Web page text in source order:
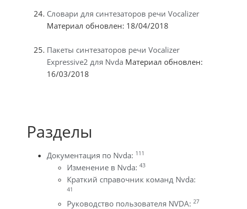
Словари для синтезаторов речи Vocalizer
Материал обновлен: 18/04/2018
Пакеты синтезаторов речи Vocalizer
Expressive2 для Nvda Материал обновлен:
16/03/2018
Разделы
Документация по Nvda: 111
Изменение в Nvda: 43
Краткий справочник команд Nvda:
41
Руководство пользователя NVDA: 27